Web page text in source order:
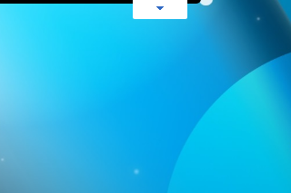
Landesverbänden keine